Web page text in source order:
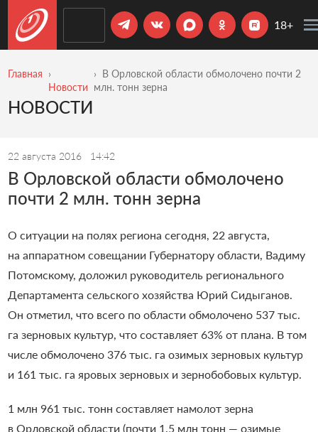
18+
Главная
Новости
В Орловской области обмолочено почти 2
млн. тонн зерна
НОВОСТИ
22 августа 2016 14:42
В Орловской области обмолочено
почти 2 млн. тонн зерна
О ситуации на полях региона сегодня, 22 августа,
на аппаратном совещании Губернатору области, Вадиму
Потомскому, доложил руководитель регионального
Департамента сельского хозяйства Юрий Сидыганов.
Он отметил, что всего по области обмолочено 537 тыс.
га зерновых культур, что составляет 63% от плана. В том
числе обмолочено 376 тыс. га озимых зерновых культур
и 161 тыс. га яровых зерновых и зернобобовых культур.
1 млн 961 тыс. тонн составляет намолот зерна
в Орловской области (почти 1,5 млн тонн — озимые